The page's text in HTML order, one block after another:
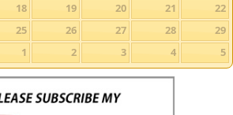
18 19 20 21
22
25 26 27 28
29
1 2 3 4 5